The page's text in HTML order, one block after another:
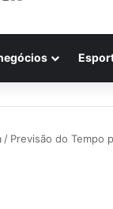
/ Previsão do Tempo